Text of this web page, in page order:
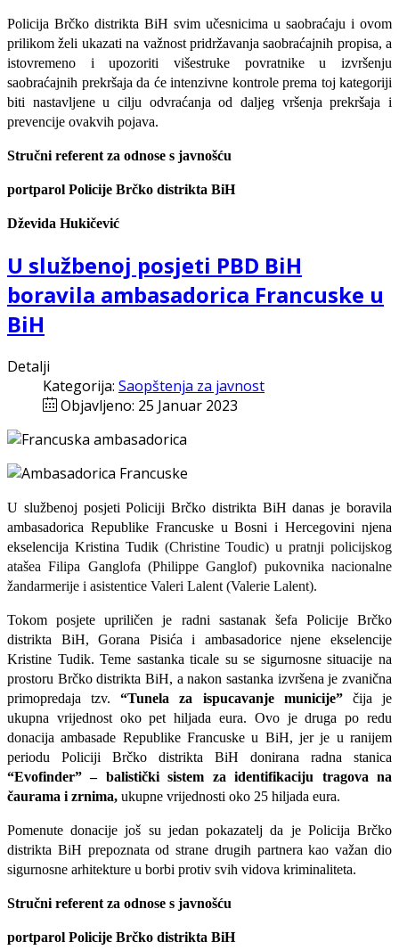
Policija Brčko distrikta BiH svim učesnicima u saobraćaju i ovom
prilikom želi ukazati na važnost pridržavanja saobraćajnih propisa, a
istovremeno i upozoriti višestruke povratnike u izvršenju
saobraćajnih prekršaja da će intenzivne kontrole prema toj kategoriji
biti nastavljene u cilju odvraćanja od daljeg vršenja prekršaja i
prevencije ovakvih pojava.
Stručni referent za odnose s javnošću
portparol Policije Brčko distrikta BiH
Dževida Hukičević
U službenoj posjeti PBD BiH
boravila ambasadorica Francuske u
BiH
Detalji
Kategorija: Saopštenja za javnost
Objavljeno: 25 Januar 2023
U službenoj posjeti Policiji Brčko distrikta BiH danas je boravila
ambasadorica Republike Francuske u Bosni i Hercegovini njena
ekselencija Kristina Tudik (Christine Toudic) u pratnji policijskog
atašea Filipa Ganglofa (Philippe Ganglof) pukovnika nacionalne
žandarmerije i asistentice Valeri Lalent (Valerie Lalent).
Tokom posjete upriličen je radni sastanak šefa Policije Brčko
distrikta BiH, Gorana Pisića i ambasadorice njene ekselencije
Kristine Tudik. Teme sastanka ticale su se sigurnosne situacije na
prostoru Brčko distrikta BiH, a nakon sastanka izvršena je zvanična
primopredaja tzv. “Tunela za ispucavanje municije”čija je
ukupna vrijednost oko pet hiljada eura. Ovo je druga po redu
donacija ambasade Republike Francuske u BiH, jer je u ranijem
periodu Policiji Brčko distrikta BiH donirana radna stanica
“Evofinder” – balistički sistem za identifikaciju tragova na
čaurama i zrnima, ukupne vrijednosti oko 25 hiljada eura.
Pomenute donacije još su jedan pokazatelj da je Policija Brčko
distrikta BiH prepoznata od strane drugih partnera kao važan dio
sigurnosne arhitekture u borbi protiv svih vidova kriminaliteta.
Stručni referent za odnose s javnošću
portparol Policije Brčko distrikta BiH